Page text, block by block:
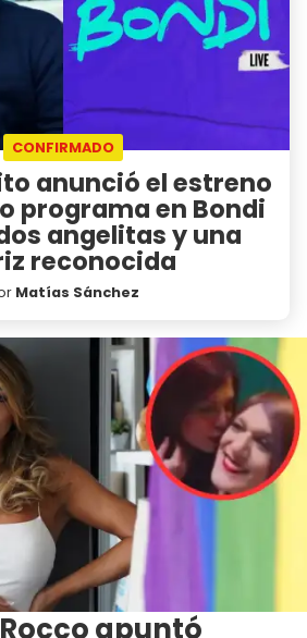
CONFIRMADO
anunció el estreno
programa en Bondi
angelitas y una
reconocida
Matías Sánchez
apuntó